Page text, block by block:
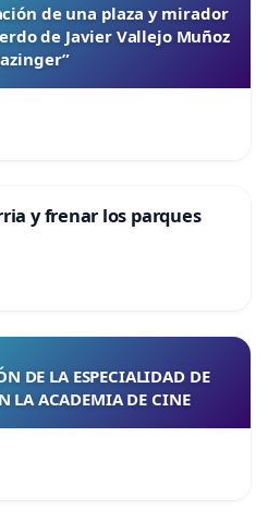
de una plaza y mirador
de Javier Vallejo Muñoz
y frenar los parques
DE LA ESPECIALIDAD DE
LA ACADEMIA DE CINE